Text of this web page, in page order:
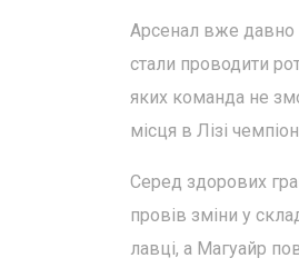
Арсенал вже давно
стали проводити
яких команда не
місця в Лізі
Серед здорових
провів зміни у
лавці, а Магуайр